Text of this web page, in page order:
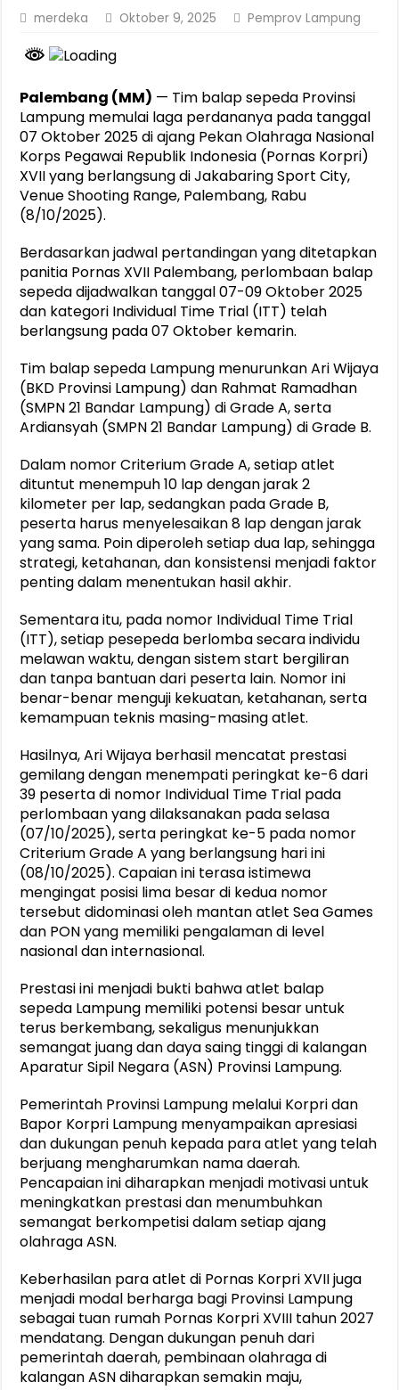
merdeka Oktober 9, 2025 Pemprov Lampung
Palembang (MM) — Tim balap sepeda Provinsi
Lampung memulai laga perdananya pada tanggal
07 Oktober 2025 di ajang Pekan Olahraga Nasional
Korps Pegawai Republik Indonesia (Pornas Korpri)
XVII yang berlangsung di Jakabaring Sport City,
Venue Shooting Range, Palembang, Rabu
(8/10/2025).
Berdasarkan jadwal pertandingan yang ditetapkan
panitia Pornas XVII Palembang, perlombaan balap
sepeda dijadwalkan tanggal 07-09 Oktober 2025
dan kategori Individual Time Trial (ITT) telah
berlangsung pada 07 Oktober kemarin.
Tim balap sepeda Lampung menurunkan Ari Wijaya
(BKD Provinsi Lampung) dan Rahmat Ramadhan
(SMPN 21 Bandar Lampung) di Grade A, serta
Ardiansyah (SMPN 21 Bandar Lampung) di Grade B.
Dalam nomor Criterium Grade A, setiap atlet
dituntut menempuh 10 lap dengan jarak 2
kilometer per lap, sedangkan pada Grade B,
peserta harus menyelesaikan 8 lap dengan jarak
yang sama. Poin diperoleh setiap dua lap, sehingga
strategi, ketahanan, dan konsistensi menjadi faktor
penting dalam menentukan hasil akhir.
Sementara itu, pada nomor Individual Time Trial
(ITT), setiap pesepeda berlomba secara individu
melawan waktu, dengan sistem start bergiliran
dan tanpa bantuan dari peserta lain. Nomor ini
benar-benar menguji kekuatan, ketahanan, serta
kemampuan teknis masing-masing atlet.
Hasilnya, Ari Wijaya berhasil mencatat prestasi
gemilang dengan menempati peringkat ke-6 dari
39 peserta di nomor Individual Time Trial pada
perlombaan yang dilaksanakan pada selasa
(07/10/2025), serta peringkat ke-5 pada nomor
Criterium Grade A yang berlangsung hari ini
(08/10/2025). Capaian ini terasa istimewa
mengingat posisi lima besar di kedua nomor
tersebut didominasi oleh mantan atlet Sea Games
dan PON yang memiliki pengalaman di level
nasional dan internasional.
Prestasi ini menjadi bukti bahwa atlet balap
sepeda Lampung memiliki potensi besar untuk
terus berkembang, sekaligus menunjukkan
semangat juang dan daya saing tinggi di kalangan
Aparatur Sipil Negara (ASN) Provinsi Lampung.
Pemerintah Provinsi Lampung melalui Korpri dan
Bapor Korpri Lampung menyampaikan apresiasi
dan dukungan penuh kepada para atlet yang telah
berjuang mengharumkan nama daerah.
Pencapaian ini diharapkan menjadi motivasi untuk
meningkatkan prestasi dan menumbuhkan
semangat berkompetisi dalam setiap ajang
olahraga ASN.
Keberhasilan para atlet di Pornas Korpri XVII juga
menjadi modal berharga bagi Provinsi Lampung
sebagai tuan rumah Pornas Korpri XVIII tahun 2027
mendatang. Dengan dukungan penuh dari
pemerintah daerah, pembinaan olahraga di
kalangan ASN diharapkan semakin maju,